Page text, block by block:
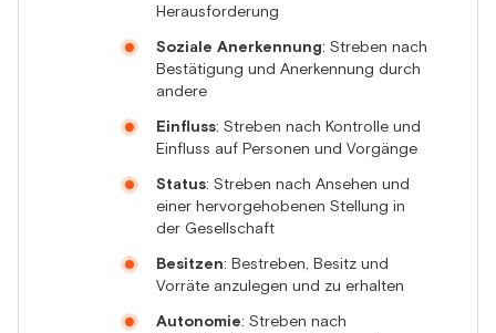
Herausforderung
Soziale Anerkennung: Streben nach
Bestätigung und Anerkennung durch
andere
Einfluss: Streben nach Kontrolle und
Einfluss auf Personen und Vorgänge
Status: Streben nach Ansehen und
einer hervorgehobenen Stellung in
der Gesellschaft
Besitzen: Bestreben, Besitz und
Vorräte anzulegen und zu erhalten
Autonomie: Streben nach